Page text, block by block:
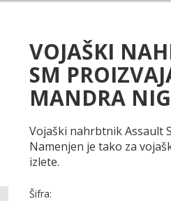
VOJAŠKI
SM
MANDRA
Vojaški nahrbtnik Assault
Namenjen je tako za
izlete.
Šifra: